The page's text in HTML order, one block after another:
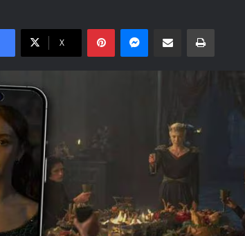
X
PinterestMessenger
Compartir por email Imprimir